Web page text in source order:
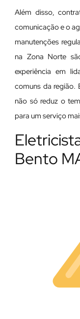
Além disso,
comunicação e o
manutenções
na Zona Norte
experiência em
comuns da região.
não só reduz o
para um serviço
Bento